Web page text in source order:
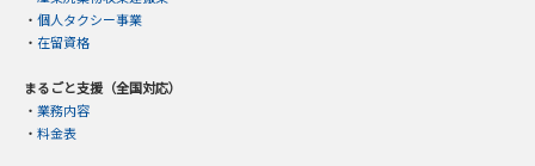
・ 個人タクシー事業
・ 在留資格
まるごと支援（全国対応）
・ 業務内容
・ 料金表